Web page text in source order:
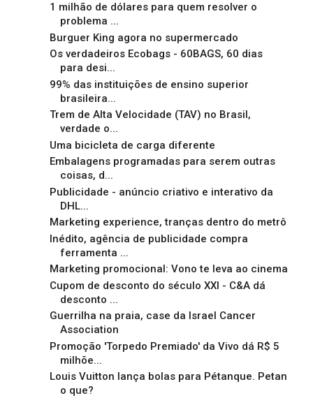
1 milhão de dólares para quem resolver o
problema ...
Burguer King agora no supermercado
Os verdadeiros Ecobags - 60BAGS, 60 dias
para desi...
99% das instituições de ensino superior
brasileira...
Trem de Alta Velocidade (TAV) no Brasil,
verdade o...
Uma bicicleta de carga diferente
Embalagens programadas para serem outras
coisas, d...
Publicidade - anúncio criativo e interativo da
DHL...
Marketing experience, tranças dentro do metrô
Inédito, agência de publicidade compra
ferramenta ...
Marketing promocional: Vono te leva ao cinema
Cupom de desconto do século XXI - C&A dá
desconto ...
Guerrilha na praia, case da Israel Cancer
Association
Promoção 'Torpedo Premiado' da Vivo dá R$ 5
milhõe...
Louis Vuitton lança bolas para Pétanque. Petan
o que?